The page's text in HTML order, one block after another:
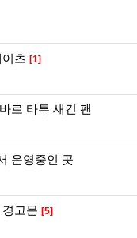
츠 [1]
로 타투 새긴 팬
운영중인 곳
고문 [5]